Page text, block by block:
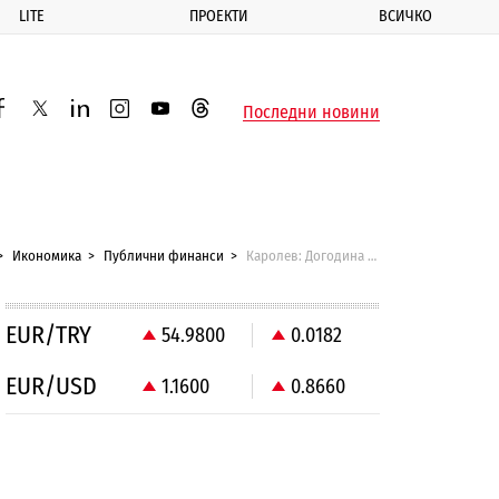
LITE ПРОЕКТИ ВСИЧКО
twitterlinkedininstagram
youtubethreadsПоследни новини
Икономика Публични финанси Каролев: Догодина доходите реално ще са по-ниски
EUR/TRY 54.9800 0.0182
EUR/USD 1.1600 0.8660